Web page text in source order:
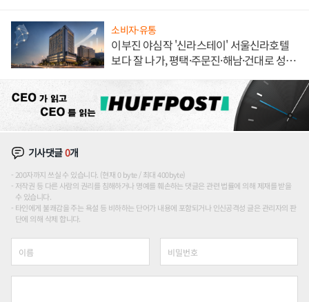
소비자·유통
이부진 야심작 '신라스테이' 서울신라호텔
보다 잘 나가, 평택·주문진·해남·건대로 성
기사댓글0개
200자까지 쓰실 수 있습니다. (현재 0 byte / 최대 400byte)
저작권 등 다른 사람의 권리를 침해하거나 명예를 훼손하는 댓글은 관련 법률에 의해 제재를 받을
수 있습니다.
타인에게 불쾌감을 주는 욕설 등 비하하는 단어가 내용에 포함되거나 인신공격성 글은 관리자의 판
단에 의해 삭제 합니다.